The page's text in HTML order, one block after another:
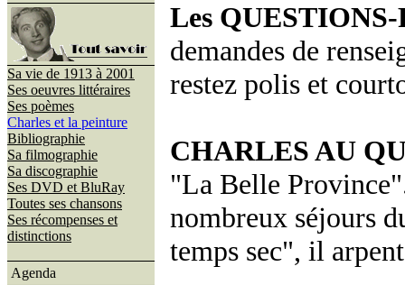
Sa vie de 1913 à 2001
Ses oeuvres littéraires
Ses poèmes
Charles et la peinture
Bibliographie
Sa filmographie
Sa discographie
Ses DVD et BluRay
Toutes ses chansons
Ses récompenses et
distinctions
Agenda
Les
demandes de
restez polis et
CHARLES AU
"La Belle
nombreux séjours
temps sec", il